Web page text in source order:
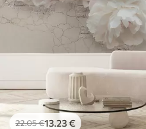
22.05€13 .23€